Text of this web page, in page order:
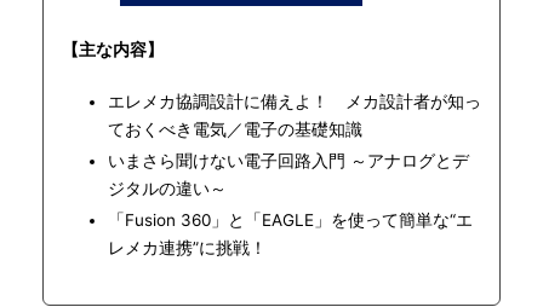
【主な内容】
エレメカ協調設計に備えよ！ メカ設計者が知っ
ておくべき電気／電子の基礎知識
いまさら聞けない電子回路入門 ～アナログとデ
ジタルの違い～
「Fusion 360」と「EAGLE」を使って簡単な“エ
レメカ連携”に挑戦！